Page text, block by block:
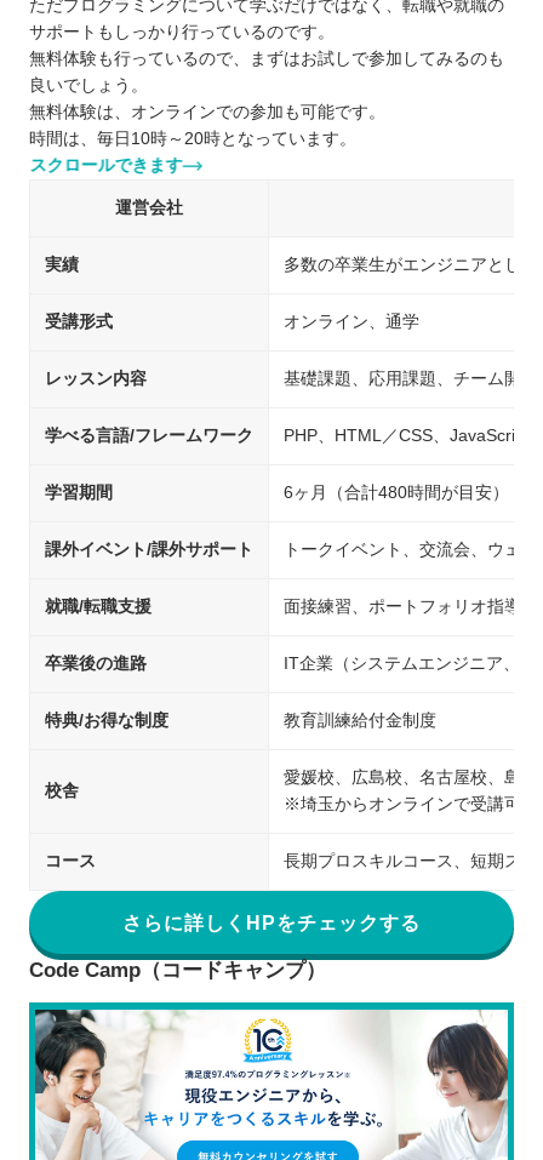
ただプログラミングについて学ぶだけではなく、転職や就職の
サポートもしっかり行っているのです。
無料体験も行っているので、まずはお試しで参加してみるのも
良いでしょう。
無料体験は、オンラインでの参加も可能です。
時間は、毎日10時～20時となっています。
スクロールできます
運営会社
実績 多数の卒業生がエンジニアとして
受講形式 オンライン、通学
レッスン内容 基礎課題、応用課題、チーム開発
学べる言語/フレームワーク PHP、HTML／CSS、JavaScript
学習期間 6ヶ月（合計480時間が目安）
課外イベント/課外サポート トークイベント、交流会、ウェ
就職/転職支援 面接練習、ポートフォリオ指導
卒業後の進路 IT企業（システムエンジニア、
特典/お得な制度 教育訓練給付金制度
校舎
愛媛校、広島校、名古屋校、島根
※埼玉からオンラインで受講可能
コース 長期プロスキルコース、短期ス
さらに詳しくHPをチェックする
Code Camp（コードキャンプ）